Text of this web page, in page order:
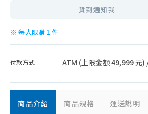
貨到通知我
※ 每人限購 1 件
付款方式 ATM (上限金額 49,999 元
商品介紹 商品規格 運送說明